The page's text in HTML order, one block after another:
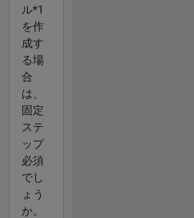
ル*1
を作
成す
る場
合
は、
固定
ステ
ップ
必須
でし
ょう
か。